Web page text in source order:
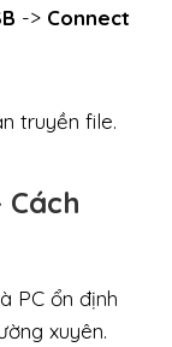
-> Connect
truyền file.
PC ổn định
xuyên.